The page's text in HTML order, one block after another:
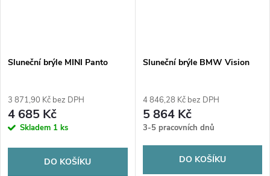
Sluneční brýle MINI Panto
3 871,90 Kč bez DPH
4 685 Kč
Skladem 1 ks
DO KOŠÍKU
Sluneční brýle BMW Vision
4 846,28 Kč bez DPH
5 864 Kč
3-5 pracovních dnů
DO KOŠÍKU